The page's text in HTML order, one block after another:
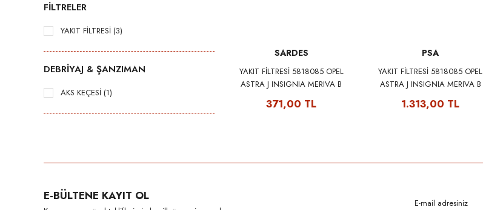
FİLTRELER
YAKIT FİLTRESİ (3)
DEBRİYAJ & ŞANZIMAN
AKS KEÇESİ (1)
SARDES
YAKIT FİLTRESİ 5818085 OPEL
ASTRA J INSIGNIA MERIVA B
SARDES SF292
371,00 TL
PSA
YAKIT FİLTRESİ 5818085 OPEL
ASTRA J INSIGNIA MERIVA B
PSA ORİJİNAL 13263262
1.313,00 TL
E-BÜLTENE KAYIT OL